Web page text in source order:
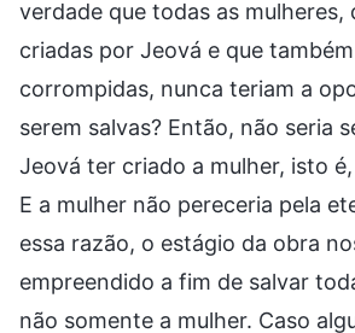
verdade que todas as mulheres,
criadas por Jeová e que
corrompidas, nunca teriam a
serem salvas? Então, não seria
Jeová ter criado a mulher, isto
E a mulher não pereceria pela
essa razão, o estágio da obra
empreendido a fim de salvar
não somente a mulher. Caso